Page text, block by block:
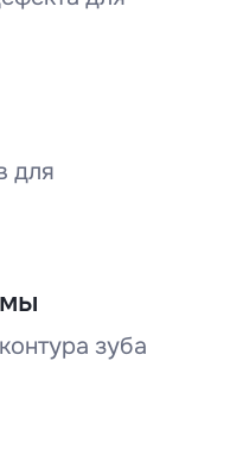
для
зуба